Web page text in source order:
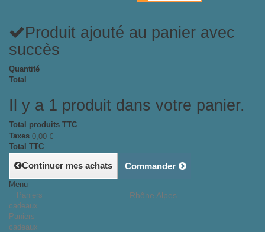
Produit ajouté au panier avec
succès
Quantité
Total
Il y a 1 produit dans votre panier.
Total produits TTC
Taxes 0,00 €
Total TTC
Continuer mes achats Commander
Rhône Alpes
Menu
Paniers
cadeaux
Paniers
cadeaux